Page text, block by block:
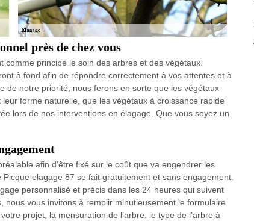
près de chez vous
comme principe le soin des arbres et des végétaux.
à fond afin de répondre correctement à vos attentes et à
de notre priorité, nous ferons en sorte que les végétaux
forme naturelle, que les végétaux à croissance rapide
lors de nos interventions en élagage. Que vous soyez un
afin d’être fixé sur le coût que va engendrer les
elagage 87 se fait gratuitement et sans engagement.
personnalisé et précis dans les 24 heures qui suivent
vous invitons à remplir minutieusement le formulaire
projet, la mensuration de l’arbre, le type de l’arbre à